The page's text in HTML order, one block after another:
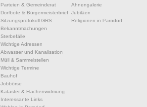
Parteien & Gemeinderat
Dorfbote & Bürgermeisterbrief
Sitzungsprotokoll GRS
Bekanntmachungen
Sterbefälle
Wichtige Adressen
Abwasser und Kanalisation
Müll & Sammelstellen
Wichtige Termine
Bauhof
Jobbörse
Kataster & Flächenwidmung
Interessante Links
Ahnengalerie
Jubiläen
Religionen in Parndorf